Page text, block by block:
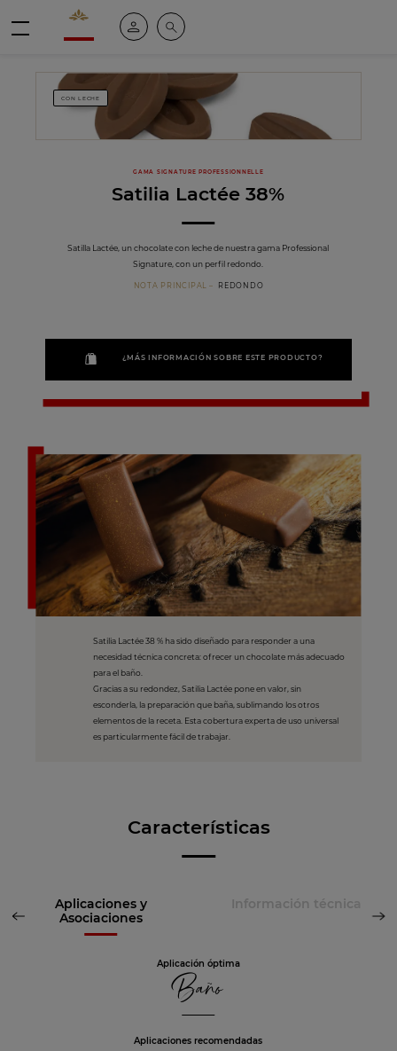
Valrhona - Imaginons le meilleur du chocolat
Mi cuentaBuscar
CON LECHE
GAMA SIGNATURE PROFESSIONNELLE
Satilia Lactée 38%
Satilla Lactée, un chocolate con leche de nuestra gama Professional
Signature, con un perfil redondo.
NOTA PRINCIPAL REDONDO
¿MÁS INFORMACIÓN SOBRE ESTE PRODUCTO?
Satilia Lactée 38 % ha sido diseñado para responder a una
necesidad técnica concreta: ofrecer un chocolate más adecuado
para el baño.
Gracias a su redondez, Satilia Lactée pone en valor, sin
esconderla, la preparación que baña, sublimando los otros
elementos de la receta. Esta cobertura experta de uso universal
es particularmente fácil de trabajar.
Características
Aplicaciones y
Asociaciones
Información técnica
Aplicación óptima
Baño
Aplicaciones recomendadas